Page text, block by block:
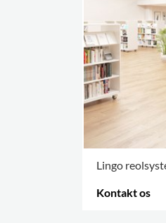
Lingo
Kontakt os